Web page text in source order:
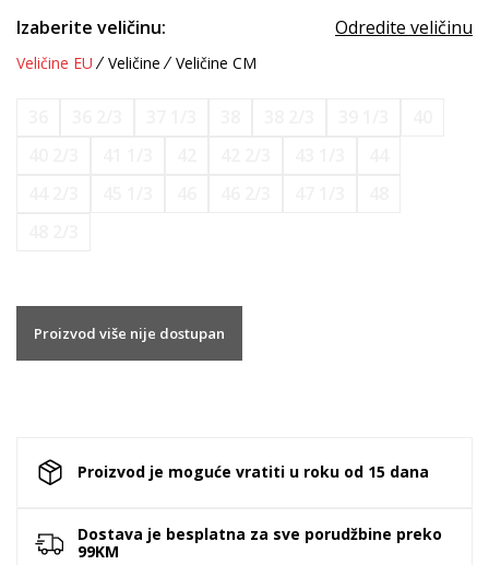
Izaberite veličinu: Odredite veličinu
Veličine EU Veličine Veličine CM
Proizvod više nije dostupan
Proizvod je moguće vratiti u roku od 15 dana
Dostava je besplatna za sve porudžbine preko
99KM